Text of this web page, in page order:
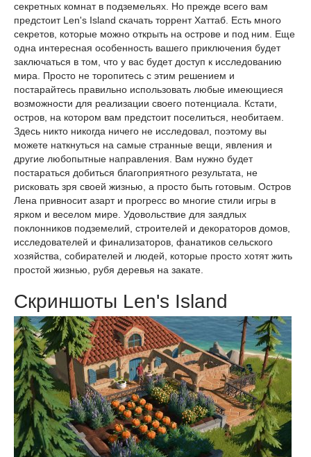
секретных комнат в подземельях. Но прежде всего вам
предстоит Len's Island скачать торрент Хаттаб. Есть много
секретов, которые можно открыть на острове и под ним. Еще
одна интересная особенность вашего приключения будет
заключаться в том, что у вас будет доступ к исследованию
мира. Просто не торопитесь с этим решением и
постарайтесь правильно использовать любые имеющиеся
возможности для реализации своего потенциала. Кстати,
остров, на котором вам предстоит поселиться, необитаем.
Здесь никто никогда ничего не исследовал, поэтому вы
можете наткнуться на самые странные вещи, явления и
другие любопытные направления. Вам нужно будет
постараться добиться благоприятного результата, не
рисковать зря своей жизнью, а просто быть готовым. Остров
Лена привносит азарт и прогресс во многие стили игры в
ярком и веселом мире. Удовольствие для заядлых
поклонников подземелий, строителей и декораторов домов,
исследователей и финализаторов, фанатиков сельского
хозяйства, собирателей и людей, которые просто хотят жить
простой жизнью, рубя деревья на закате.
Скриншоты Len's Island